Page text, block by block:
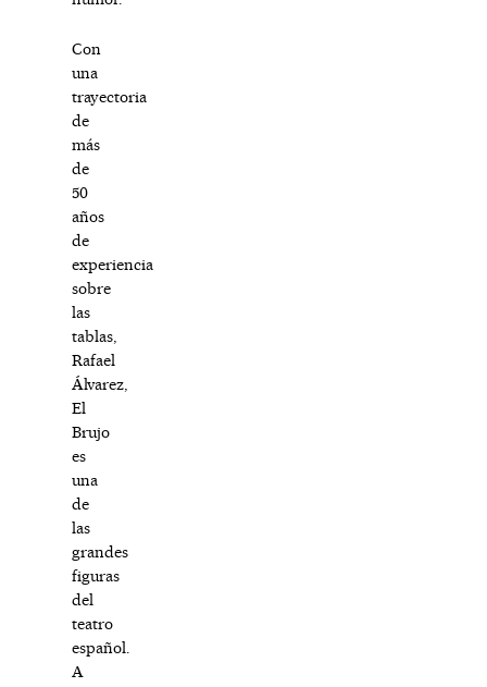
Con
una
trayectoria
de
más
de
50
años
de
experiencia
sobre
las
tablas,
Rafael
Álvarez,
El
Brujo
es
una
de
las
grandes
figuras
del
teatro
español.
A